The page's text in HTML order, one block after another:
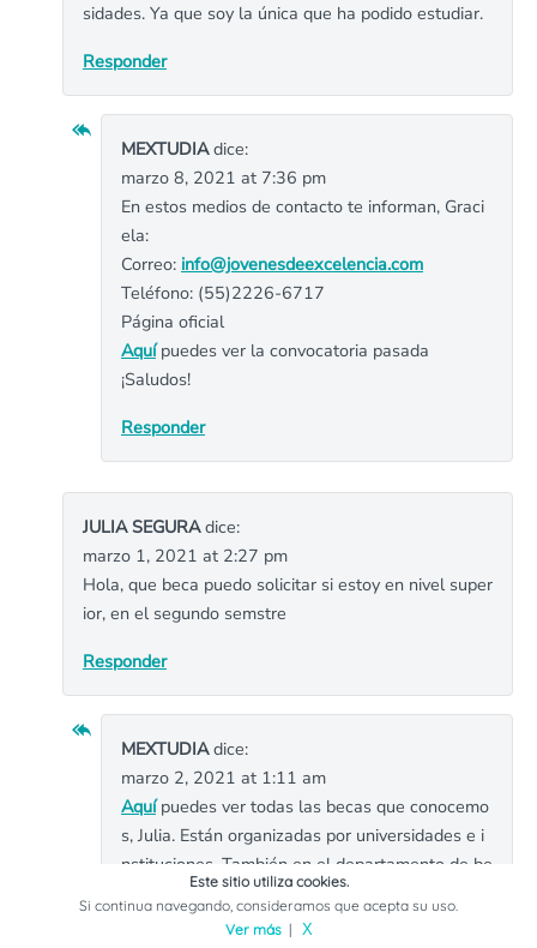
sidades. Ya que soy la única que ha podido estudiar.
Responder
MEXTUDIAdice:
marzo 8, 2021 at 7:36 pm
En estos medios de contacto te informan, Graci
ela:
Correo: info@jovenesdeexcelencia.com
Teléfono: (55)2226-6717
Página oficial
Aquípuedes ver la convocatoria pasada
¡Saludos!
Responder
JULIA SEGURAdice:
marzo 1, 2021 at 2:27 pm
Hola, que beca puedo solicitar si estoy en nivel super
ior, en el segundo semstre
Responder
MEXTUDIAdice:
marzo 2, 2021 at 1:11 am
Aquípuedes ver todas las becas que conocemo
s, Julia. Están organizadas por universidades e i
nstituciones. También en el departamento de be
cas de tu escuela te informan de sus programas
. Igualmente, en el página web de la secretaria
Este sitio utiliza cookies.
Si continua navegando, consideramos que acepta su uso.
Ver más| X